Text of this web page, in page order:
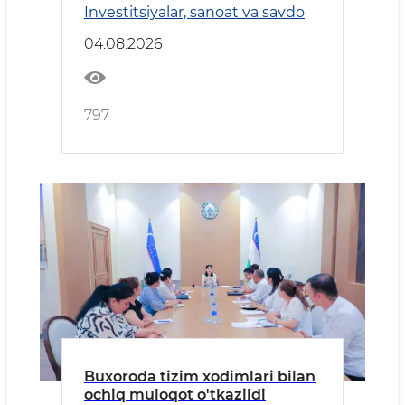
Investitsiyalar, sanoat va savdo
04.08.2026
797
Buxoroda tizim xodimlari bilan
ochiq muloqot o'tkazildi